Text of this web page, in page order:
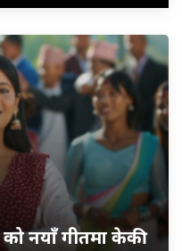
को नयाँ गीतमा केकी